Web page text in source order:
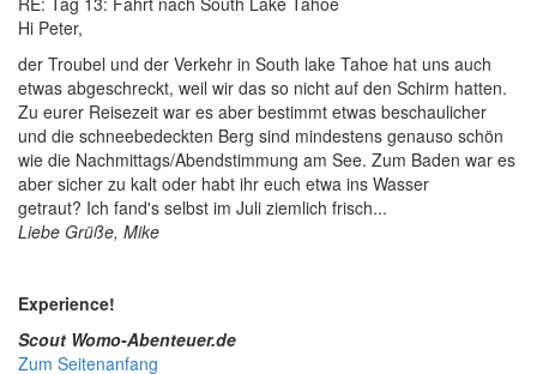
Hi Peter,
der Troubel und der Verkehr in South lake Tahoe hat uns auch
etwas abgeschreckt, weil wir das so nicht auf den Schirm hatten.
Zu eurer Reisezeit war es aber bestimmt etwas beschaulicher
und die schneebedeckten Berg sind mindestens genauso schön
wie die Nachmittags/Abendstimmung am See. Zum Baden war es
aber sicher zu kalt oder habt ihr euch etwa ins Wasser
getraut? Ich fand's selbst im Juli ziemlich frisch...
Liebe Grüße, Mike
Experience!
Scout Womo-Abenteuer.de
Zum Seitenanfang